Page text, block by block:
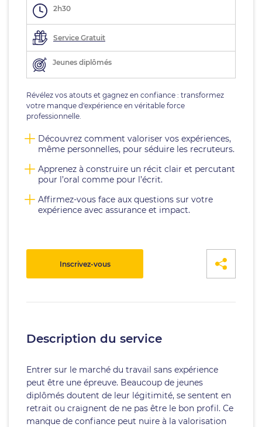
2h30
Service Gratuit
Jeunes diplômés
Révélez vos atouts et gagnez en confiance : transformez
votre manque d'expérience en véritable force
professionnelle.
Découvrez comment valoriser vos expériences,
même personnelles, pour séduire les recruteurs.
Apprenez à construire un récit clair et percutant
pour l’oral comme pour l’écrit.
Affirmez-vous face aux questions sur votre
expérience avec assurance et impact.
Inscrivez-vous
Description du service
Entrer sur le marché du travail sans expérience
peut être une épreuve. Beaucoup de jeunes
diplômés doutent de leur légitimité, se sentent en
retrait ou craignent de ne pas être le bon profil. Ce
manque de confiance peut nuire à la valorisation